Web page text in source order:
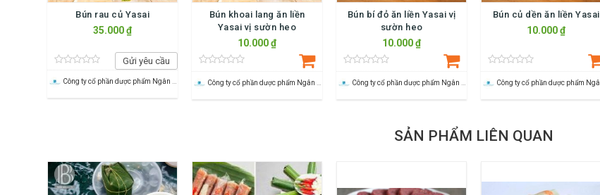
Bún rau củ Yasai
35.000 ₫
Gửi yêu cầu
Công ty cổ phần dược phẩm Ngân Hà Pharma
Bún khoai lang ăn liền
Yasai vị sườn heo
10.000 ₫
Công ty cổ phần dược phẩm Ngân Hà Pharma
Bún bí đỏ ăn liền Yasai vị
sườn heo
10.000 ₫
Công ty cổ phần dược phẩm Ngân Hà Pharma
Bún củ dền ăn liền Yasai
10.000 ₫
SẢN PHẨM LIÊN QUAN